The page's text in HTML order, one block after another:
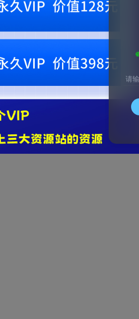
币1
前未登录！建议登陆后购买，可保存购买订单。微
请